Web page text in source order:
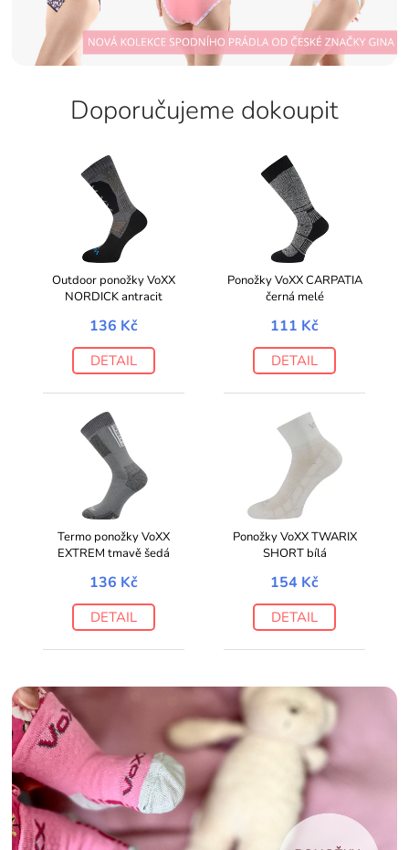
Doporučujeme dokoupit
Outdoor ponožky VoXX
NORDICK antracit
136 Kč
DETAIL
Ponožky VoXX CARPATIA
černá melé
111 Kč
DETAIL
Termo ponožky VoXX
EXTREM tmavě šedá
136 Kč
DETAIL
Ponožky VoXX TWARIX
SHORT bílá
154 Kč
DETAIL